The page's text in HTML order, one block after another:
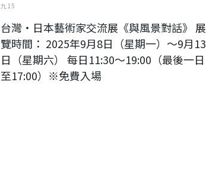
九 15
台灣・日本藝術家交流展《與風景對話》 展
覽時間： 2025年9月8日（星期一）～9月13
日（星期六） 每日11:30～19:00（最後一日
至17:00）※免費入場